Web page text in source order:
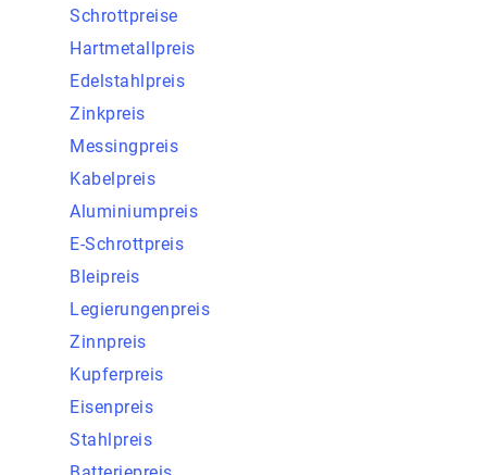
Schrottpreise
Hartmetallpreis
Edelstahlpreis
Zinkpreis
Messingpreis
Kabelpreis
Aluminiumpreis
E-Schrottpreis
Bleipreis
Legierungenpreis
Zinnpreis
Kupferpreis
Eisenpreis
Stahlpreis